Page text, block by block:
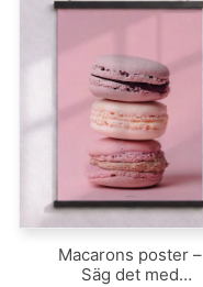
Macarons poster –
Säg det med